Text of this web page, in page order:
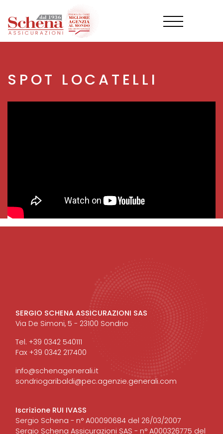
contenuto
principale
SPOT LOCATELLI
SERGIO SCHENA ASSICURAZIONI SAS
Via De Simoni, 5 - 23100 Sondrio
Tel. +39 0342 540111
Fax +39 0342 217400
info@schenagenerali.it
sondriogaribaldi@pec.agenzie.generali.com
Iscrizione RUI IVASS
Sergio Schena - n° A00090684 del 26/03/2007
Sergio Schena Assicurazioni SAS - n° A000326775 del